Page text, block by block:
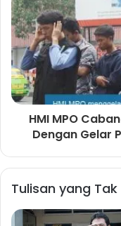
HMI MPO
Dengan Gelar
Tulisan yang